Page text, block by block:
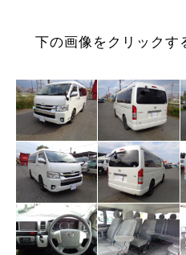
下の画像をクリックす